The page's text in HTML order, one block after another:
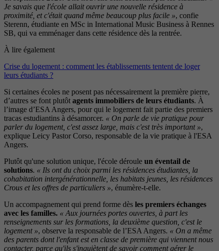
Je savais que l'école allait ouvrir une nouvelle résidence à
proximité, et c'était quand même beaucoup plus facile », confie
Sterenn, étudiante en MSc in International Music Business à Rennes
SB, qui va emménager dans cette résidence dès la rentrée.
À lire également
Crise du logement : comment les établissements tentent de loger
leurs étudiants ?
Si certaines écoles ne posent pas nécessairement la première pierre,
d’autres se font plutôt agents immobiliers de leurs étudiants. À
l’image d’ESA Angers, pour qui le logement fait partie des premiers
tracas estudiantins à désamorcer. « On parle de vie pratique pour
parler du logement, c'est assez large, mais c'est très important »,
explique Leicy Pastor Corso, responsable de la vie pratique à l'ESA
Angers.
Plutôt qu'une solution unique, l'école déroule un éventail de
solutions. « Ils ont du choix parmi les résidences étudiantes, la
cohabitation intergénérationnelle, les habitats jeunes, les résidences
Crous et les offres de particuliers », énumère-t-elle.
Un accompagnement qui prend forme dès les premiers échanges
avec les familles. « Aux journées portes ouvertes, à part les
renseignements sur les formations, la deuxième question, c'est le
logement », observe la responsable de l’ESA Angers. « On a même
des parents dont l'enfant est en classe de première qui viennent nous
contacter, parce qu'ils s'inquiètent de savoir comment gérer le